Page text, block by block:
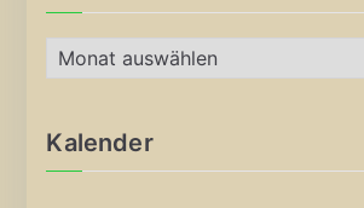
r
h
Kalender